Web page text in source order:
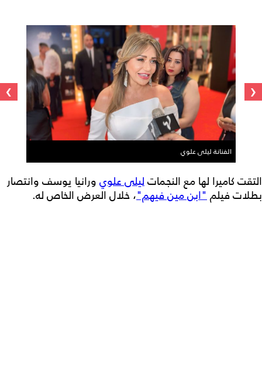
الفنانة ليلى علوي
‹
›
التقت كاميرا لها مع النجماتليلى علوي ورانيا يوسف وانتصار
بطلات فيلم"ابن مين فيهم"، خلال العرض الخاص له.